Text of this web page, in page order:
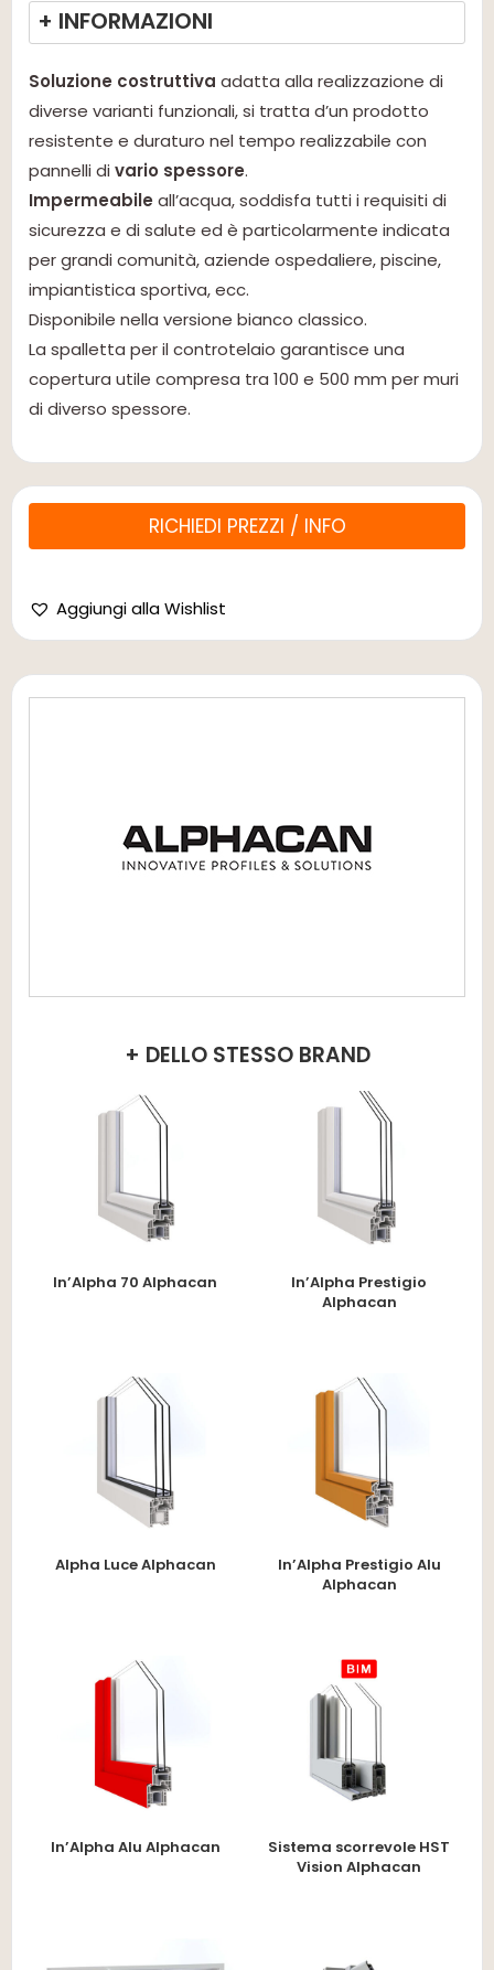
+ INFORMAZIONI
Soluzione costruttiva adatta alla realizzazione di
diverse varianti funzionali, si tratta d’un prodotto
resistente e duraturo nel tempo realizzabile con
pannelli di vario spessore.
Impermeabile all’acqua, soddisfa tutti i requisiti di
sicurezza e di salute ed è particolarmente indicata
per grandi comunità, aziende ospedaliere, piscine,
impiantistica sportiva, ecc.
Disponibile nella versione bianco classico.
La spalletta per il controtelaio garantisce una
copertura utile compresa tra 100 e 500 mm per muri
di diverso spessore.
RICHIEDI PREZZI / INFO
Aggiungi alla Wishlist
+ DELLO STESSO BRAND
In’Alpha 70 Alphacan
In’Alpha Prestigio
Alphacan
Alpha Luce Alphacan
In’Alpha Prestigio Alu
Alphacan
In’Alpha Alu Alphacan
Sistema scorrevole HST
Vision Alphacan